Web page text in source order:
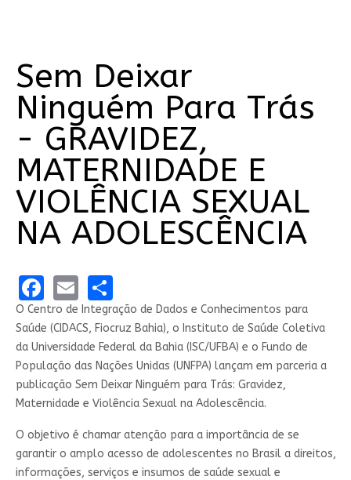
Sem Deixar
Ninguém Para Trás
- GRAVIDEZ,
MATERNIDADE E
VIOLÊNCIA SEXUAL
NA ADOLESCÊNCIA
Facebook
EmailShare
O Centro de Integração de Dados e Conhecimentos para
Saúde (CIDACS, Fiocruz Bahia), o Instituto de Saúde Coletiva
da Universidade Federal da Bahia (ISC/UFBA) e o Fundo de
População das Nações Unidas (UNFPA) lançam em parceria a
publicação Sem Deixar Ninguém para Trás: Gravidez,
Maternidade e Violência Sexual na Adolescência.
O objetivo é chamar atenção para a importância de se
garantir o amplo acesso de adolescentes no Brasil a direitos,
informações, serviços e insumos de saúde sexual e